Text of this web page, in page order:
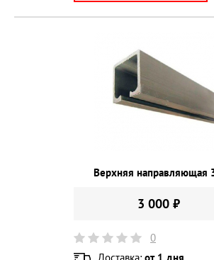
Верхняя направляющая
3 000 ₽
0